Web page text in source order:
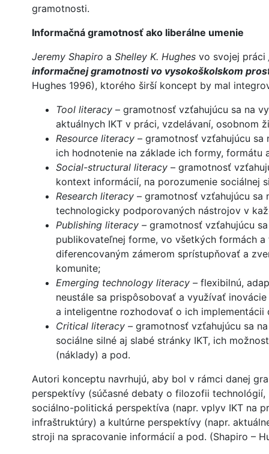
gramotnosti.
Informačná gramotnosť ako liberálne umenie
Jeremy Shapiro a Shelley K. Hughes vo svojej práci
informačnej gramotnosti vo vysokoškolskom
Hughes 1996), ktorého širší koncept by mal
Tool literacy – gramotnosť vzťahujúcu sa na
aktuálnych IKT v práci, vzdelávaní, osobnom
Resource literacy – gramotnosť vzťahujúcu sa
ich hodnotenie na základe ich formy, formátu
Social-structural literacy – gramotnosť
kontext informácií, na porozumenie sociálnej
Research literacy – gramotnosť vzťahujúcu sa
technologicky podporovaných nástrojov v
Publishing literacy – gramotnosť vzťahujúcu
publikovateľnej forme, vo všetkých formách
diferencovaným zámerom sprístupňovať a
komunite;
Emerging technology literacy – flexibilnú,
neustále sa prispôsobovať a využívať
a inteligentne rozhodovať o ich implementácii
Critical literacy – gramotnosť vzťahujúcu sa na
sociálne silné aj slabé stránky IKT, ich
(náklady) a pod.
Autori konceptu navrhujú, aby bol v rámci danej
perspektívy (súčasné debaty o filozofii
sociálno-politická perspektíva (napr. vplyv IKT na
infraštruktúry) a kultúrne perspektívy (napr.
stroji na spracovanie informácií a pod. (Shapiro –